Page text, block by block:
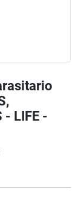
- LIFE -